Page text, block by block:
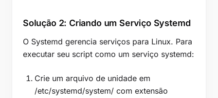
Solução 2: Criando um Serviço Systemd
O Systemd gerencia serviços para Linux. Para
executar seu script como um serviço systemd:
Crie um arquivo de unidade em
/etc/systemd/system/ com extensão